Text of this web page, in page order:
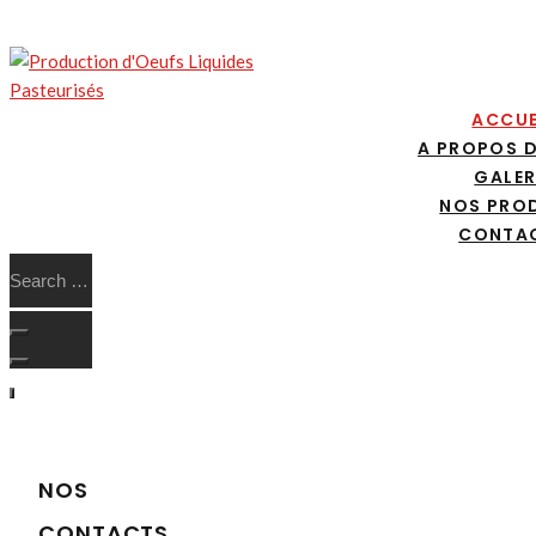
A PROPOS
NOS
NOS